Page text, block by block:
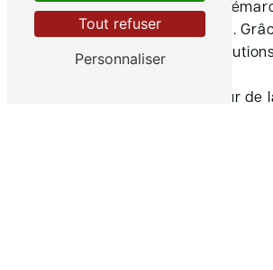
Cadaujac dans leur
d'économie d'énergie.
son expertise, ses
engagement en faveur de
Tout refuser
Personnaliser